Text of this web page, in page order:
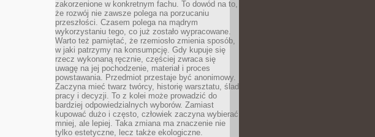
zakorzenione w konkretnym fachu. To dowód na to,
że rozwój nie zawsze polega na porzucaniu
przeszłości. Czasem polega na mądrym
wykorzystaniu tego, co już zostało wypracowane.
Warto też pamiętać, że rzemiosło zmienia sposób,
w jaki patrzymy na konsumpcję. Gdy kupuje się
rzecz wykonaną ręcznie, częściej zwraca się
uwagę na jej pochodzenie, materiał i proces
powstawania. Przedmiot przestaje być anonimowy.
Zaczyna mieć twarz twórcy, historię warsztatu, ślad
pracy i decyzji. To z kolei może prowadzić do
bardziej odpowiedzialnych wyborów. Zamiast
kupować dużo i często, człowiek zaczyna wybierać
mniej, ale lepiej. Taka zmiana ma znaczenie nie
tylko estetyczne, lecz także ekologiczne.